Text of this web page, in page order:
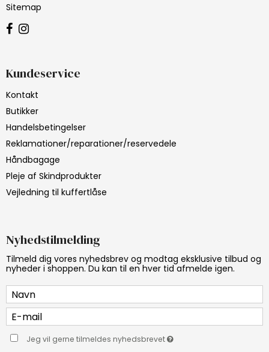
Sitemap
Kundeservice
Kontakt
Butikker
Handelsbetingelser
Reklamationer/reparationer/reservedele
Håndbagage
Pleje af Skindprodukter
Vejledning til kuffertlåse
Nyhedstilmelding
Tilmeld dig vores nyhedsbrev og modtag eksklusive tilbud og
nyheder i shoppen. Du kan til en hver tid afmelde igen.
Jeg vil gerne tilmeldes nyhedsbrevet